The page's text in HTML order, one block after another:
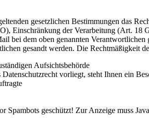
gesetzlichen Bestimmungen das
Einschränkung der Verarbeitung (Art. 18
bei dem oben genannten
gesandt werden. Die Rechtmäßigkeit
Aufsichtsbehörde
Datenschutzrecht vorliegt, steht Ihnen ein
Spambots geschützt! Zur Anzeige muss